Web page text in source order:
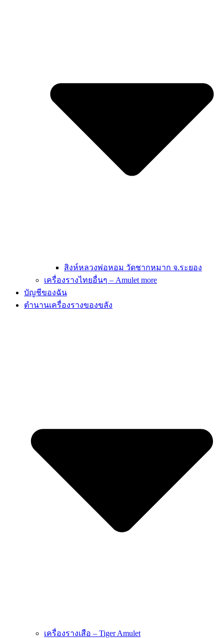
สิงห์หลวงพ่อหอม วัดชากหมาก จ.ระยอง
เครื่องรางไทยอื่นๆ – Amulet more
บัญชีของฉัน
ตำนานเครื่องรางของขลัง
เครื่องรางเสือ – Tiger Amulet